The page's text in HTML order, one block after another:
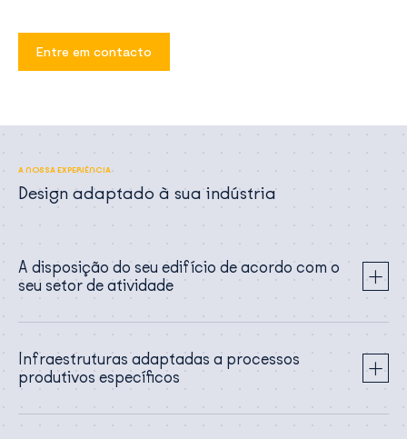
Entre em contacto
A NOSSA EXPERIÊNCIA
Design adaptado à sua indústria
A disposição do seu edifício de acordo com o
seu setor de atividade
Infraestruturas adaptadas a processos
produtivos específicos